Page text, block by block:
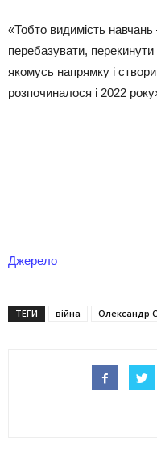
«Тобто видимість
перебазувати,
якомусь напрямку і
розпочиналося і 2022
Джерело
ТЕГИ війна Олександр